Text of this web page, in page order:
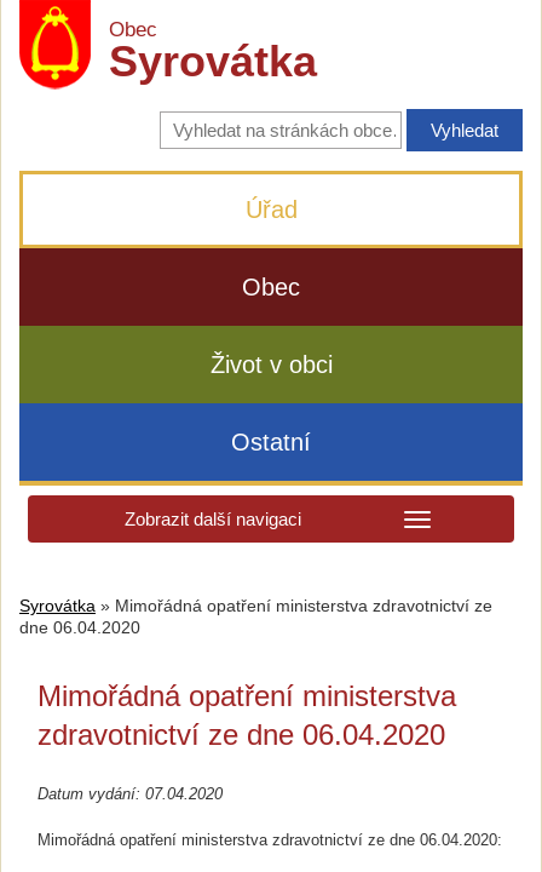
Obec
Syrovátka
Vyhledávání
na
stránkách
Úřad
Obec
Život v obci
Ostatní
Zobrazit další navigaci
Syrovátka » Mimořádná opatření ministerstva zdravotnictví ze
dne 06.04.2020
Mimořádná opatření ministerstva
zdravotnictví ze dne 06.04.2020
Datum vydání: 07.04.2020
Mimořádná opatření ministerstva zdravotnictví ze dne 06.04.2020: